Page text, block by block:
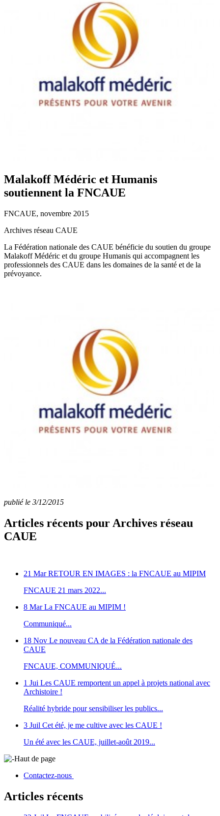
Malakoff Médéric et Humanis
soutiennent la FNCAUE
FNCAUE, novembre 2015
Archives réseau CAUE
La Fédération nationale des CAUE bénéficie du soutien du groupe
Malakoff Médéric et du groupe Humanis qui accompagnent les
professionnels des CAUE dans les domaines de la santé et de la
prévoyance.
publié le 3/12/2015
Articles récents pour Archives réseau
CAUE
21 Mar RETOUR EN IMAGES : la FNCAUE au MIPIM
FNCAUE 21 mars 2022...
8 Mar La FNCAUE au MIPIM !
Communiqué...
18 Nov Le nouveau CA de la Fédération nationale des
CAUE
FNCAUE, COMMUNIQUÉ...
1 Jui Les CAUE remportent un appel à projets national avec
Archistoire !
Réalité hybride pour sensibiliser les publics...
3 Juil Cet été, je me cultive avec les CAUE !
Un été avec les CAUE, juillet-août 2019...
Haut de page
Contactez-nous
Articles récents